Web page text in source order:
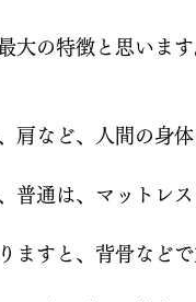
大の特徴と思います
肩など、人間の身
普通は、マットレ
ますと、背骨など